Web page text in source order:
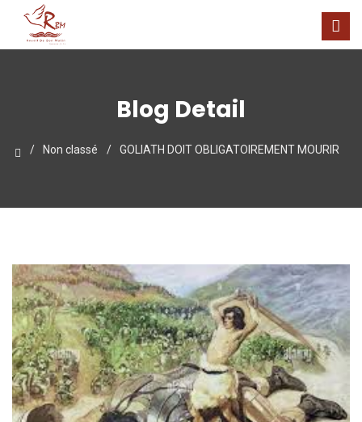
Blog Detail
Non classé GOLIATH DOIT OBLIGATOIREMENT MOURIR